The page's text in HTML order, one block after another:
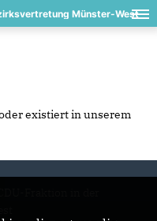
Münster-West
existiert in unserem
Fraktion in der